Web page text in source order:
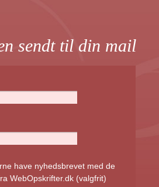
sendt til din mail
have nyhedsbrevet med de
WebOpskrifter.dk (valgfrit)